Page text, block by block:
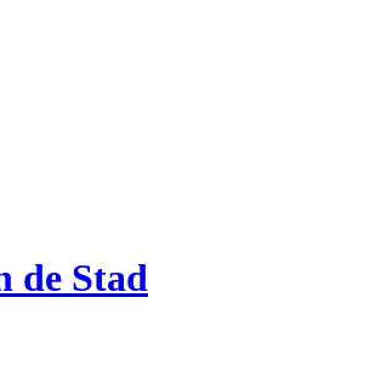
de Stad